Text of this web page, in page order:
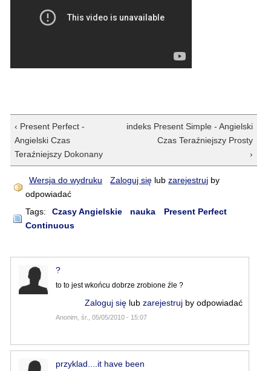
‹ Present Perfect -
Angielski Czas
Teraźniejszy Dokonany
indeks Present Simple - Angielski
Czas Teraźniejszy Prosty
›
Wersja do wydruku Zaloguj się lubzarejestruj by
odpowiadać
Tags:
Czasy Angielskie nauka
Present Perfect
Continuous
?
to to jest wkońcu dobrze zrobione źle ?
Zaloguj sięlub zarejestrujby odpowiadać
Anonim, śr., 05/05/2010 - 15:07
przyklad....it have been